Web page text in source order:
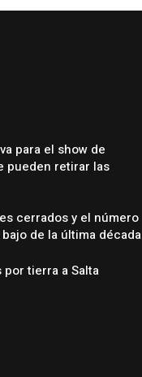
para el show de
pueden retirar las
cerrados y el número
de la última década
por tierra a Salta